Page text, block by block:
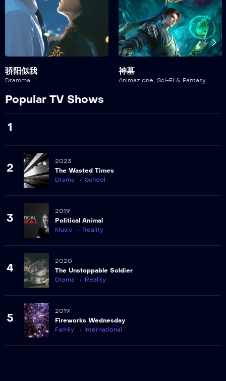
骄阳似我
Dramma
神墓
Animazione, Sci-Fi & Fantasy
Popular TV Shows
1
2
2023
The Wasted Times
Drama
School
3
2019
Political Animal
Music
Reality
4
2020
The Unstoppable Soldier
Drama
Reality
5
2019
Fireworks Wednesday
Family
International